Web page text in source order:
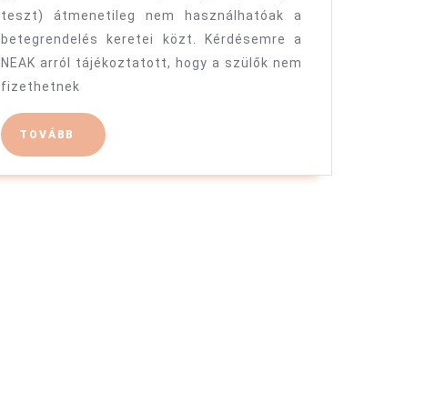
teszt) átmenetileg nem használhatóak a
betegrendelés keretei közt. Kérdésemre a
NEAK arról tájékoztatott, hogy a szülők nem
fizethetnek
TOVÁBB TOVÁBB